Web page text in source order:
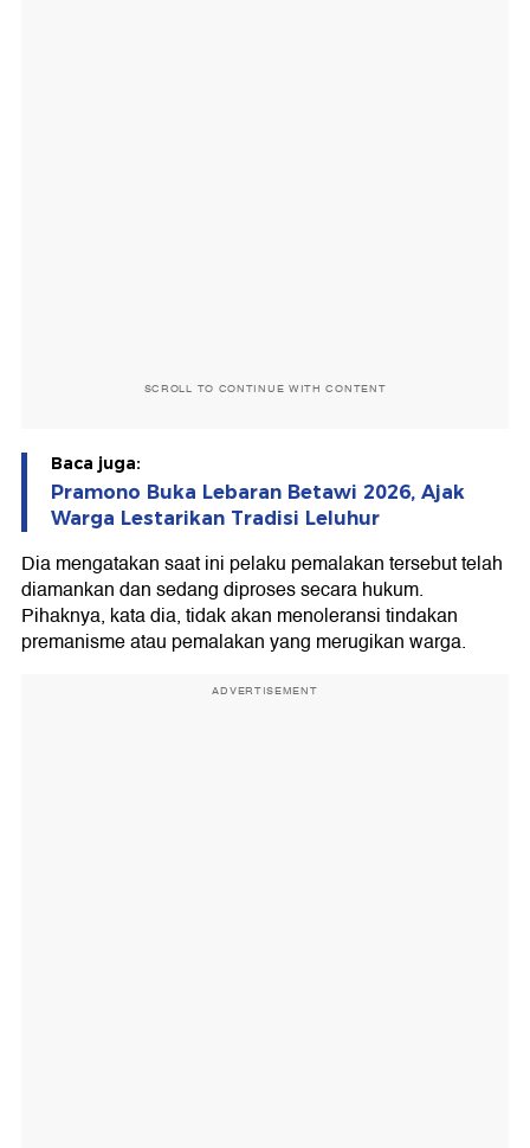
SCROLL TO CONTINUE WITH CONTENT
Baca juga:
Pramono Buka Lebaran Betawi 2026, Ajak
Warga Lestarikan Tradisi Leluhur
Dia mengatakan saat ini pelaku pemalakan tersebut telah
diamankan dan sedang diproses secara hukum.
Pihaknya, kata dia, tidak akan menoleransi tindakan
premanisme atau pemalakan yang merugikan warga.
ADVERTISEMENT